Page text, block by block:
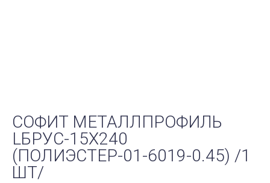
СОФИТ МЕТАЛЛПРОФИЛЬ
LБРУС-15Х240
(ПОЛИЭСТЕР-01-6019-0.45) /1
ШТ/